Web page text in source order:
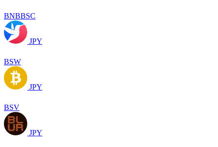
BNBBSC
JPY
BSW
JPY
BSV
JPY